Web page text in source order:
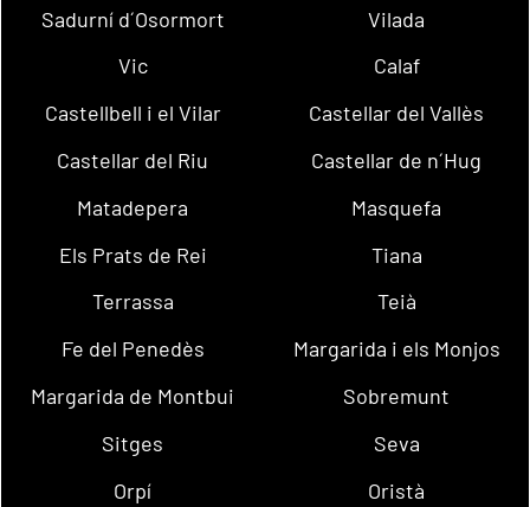
Sadurní d´Osormort
Vilada
Vic
Calaf
Castellbell i el Vilar
Castellar del Vallès
Castellar del Riu
Castellar de n´Hug
Matadepera
Masquefa
Els Prats de Rei
Tiana
Terrassa
Teià
Fe del Penedès
Margarida i els Monjos
Margarida de Montbui
Sobremunt
Sitges
Seva
Orpí
Oristà